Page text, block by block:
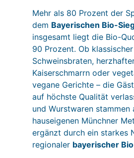
Mehr als 80 Prozent der
dem Bayerischen Bio-
insgesamt liegt die Bio-
90 Prozent. Ob klassischer
Schweinsbraten,
Kaiserschmarrn oder
vegane Gerichte – die
auf höchste Qualität
und Wurstwaren stammen
hauseigenen Münchner
ergänzt durch ein starkes
regionaler bayerischer